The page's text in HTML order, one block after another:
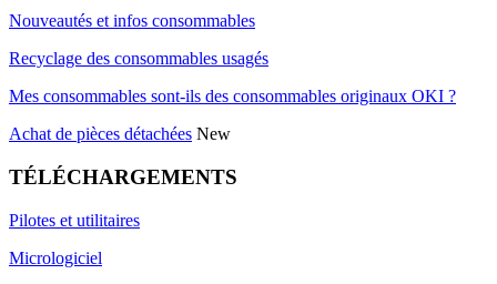
Nouveautés et infos consommables
Recyclage des consommables usagés
Mes consommables sont-ils des consommables originaux OKI ?
Achat de pièces détachées New
TÉLÉCHARGEMENTS
Pilotes et utilitaires
Micrologiciel